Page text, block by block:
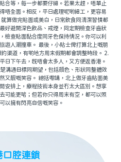
合等，每一步都要仔細。若果太趕，唔單止
唔全面。相反，平日處理呢啲細工，更容易
算做完貼面或美白，日常飲食同清潔習慣都
好避開深色飲品、戒煙，同定期檢查牙齒狀
檢查貼面黏合度同牙色保持情況。你可以利
遊人潮撞車。 最後，小貼士俾打算北上嘅朋
渠道，有啲地方周末假期都會調整時段。 2.
日下午去，既唔會太多人，又方便返香港。
溝通目標同期望，包括顔色、形狀同整體效
又靓嘅笑容。 總括嚟講，北上做牙齒貼面美
安排上，療程技術本身並冇太大區別。想享
可能更啱；但若你只得周末有空，都可以照
以擁有閃亮自信嘅笑容。
口腔連鎖